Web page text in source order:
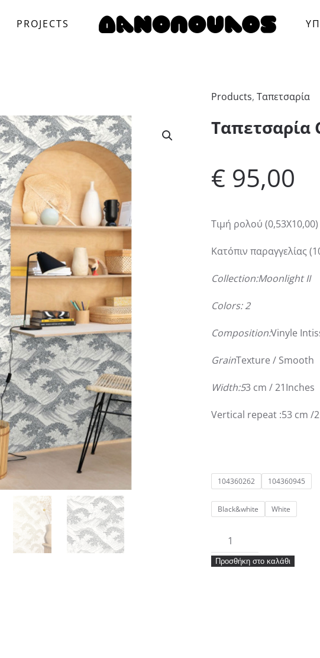
PROJECTS
Products, Ταπετσαρία
Ταπετσαρία
€ 95,00
Τιμή ρολού (0,53Χ10,00)
Κατόπιν παραγγελίας
Collection:Moonlight II
Colors: 2
Composition:Vinyle
GrainTexture / Smooth
Width:53 cm / 21Inches
Vertical repeat :53 cm /
104360262 104360945
Black&white White
Ταπετσαρία
Caselio
Moonlight
Προσθήκη στο καλάθι